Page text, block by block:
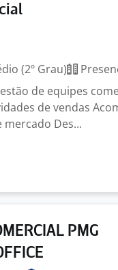
(2º Grau)
de equipes
de vendas
Des...
PMG